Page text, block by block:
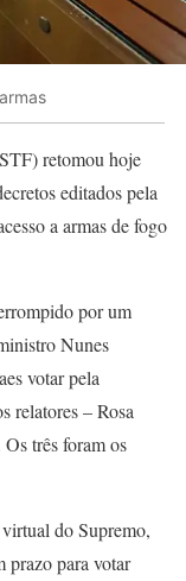
retomou hoje
editados pela
a armas de fogo
por um
Nunes
votar pela
relatores – Rosa
três foram os
do Supremo,
prazo para votar